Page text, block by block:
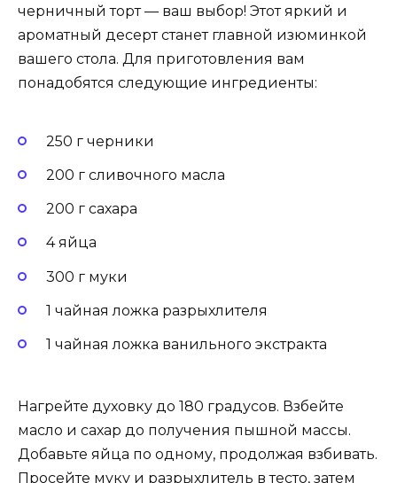
черничный торт — ваш выбор! Этот яркий и
ароматный десерт станет главной изюминкой
вашего стола. Для приготовления вам
понадобятся следующие ингредиенты:
250 г черники
200 г сливочного масла
200 г сахара
4 яйца
300 г муки
1 чайная ложка разрыхлителя
1 чайная ложка ванильного экстракта
Нагрейте духовку до 180 градусов. Взбейте
масло и сахар до получения пышной массы.
Добавьте яйца по одному, продолжая взбивать.
Просейте муку и разрыхлитель в тесто, затем